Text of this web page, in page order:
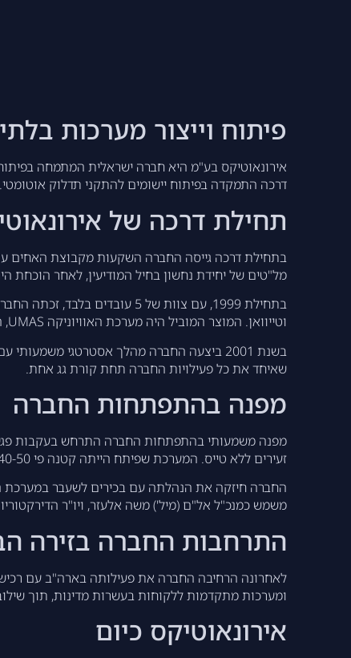
פיתוח וייצור מערכות
דרכה התמקדה בפיתוח יישומים להתקני תדלוק אוטומטי. החברה קיבלה מענק של 300 אלף דולר מהמדען
תחילת דרכה של
מל"טים של יחידת נחשון בחיל המודיעין, לאחר הוכחת
וטייוואן. המוצר המוביל היה מערכת האוויוניקה UMAS, הקטנה ביותר בעולם באותה עת.
בשנת 2001 ביצעה החברה מהלך אסטרטגי
שאיחד את כל פעילויות החברה תחת קורת גג אחת.
מפנה בהתפתחות החברה
מפנה משמעותי בהתפתחות החברה התרחש בעקבות
זעירים ללא טייס. המערכת שפיתח הייתה קטנה פי 40-50 ממערכות מקבילות, עם צריכת חשמל נמוכה משמעותית ומשקל מופחת.
החברה חיזקה את הנהלתה עם בכירים לשעבר במערכת
משמש כמנכ"ל אל"ם (מיל') משה אלעזר, ויו"ר
התרחבות החברה בזירה
ומערכות מתקדמות ללקוחות בעשרות מדינות, תוך
אירונאוטיקס כיום